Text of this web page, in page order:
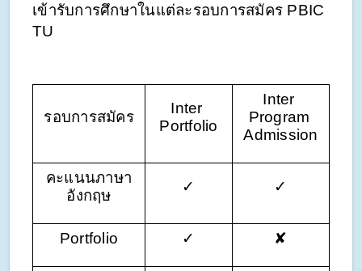
เข้ารับการศึกษาในแต่ละรอบการสมัคร PBIC
TU
รอบการสมัคร
Inter
Portfolio
Inter
Program
Admission
คะแนนภาษา
อังกฤษ
✓ ✓
Portfolio ✓ ✘